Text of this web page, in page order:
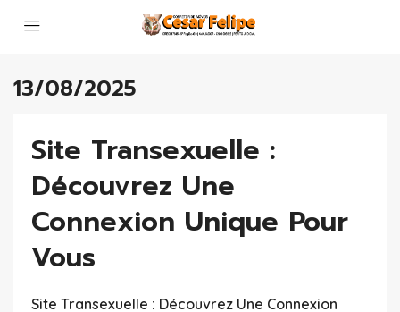
13/08/2025
Site Transexuelle :
Découvrez Une
Connexion Unique Pour
Vous
Site Transexuelle : Découvrez Une Connexion